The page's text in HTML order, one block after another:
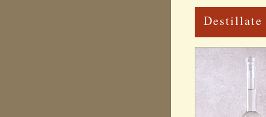
Destillate